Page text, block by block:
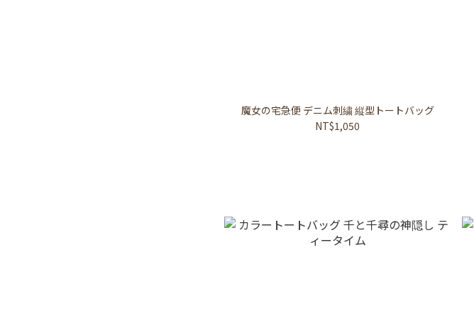
魔女の宅急便 デニム刺繍 縦型トートバッグ
NT$1,050